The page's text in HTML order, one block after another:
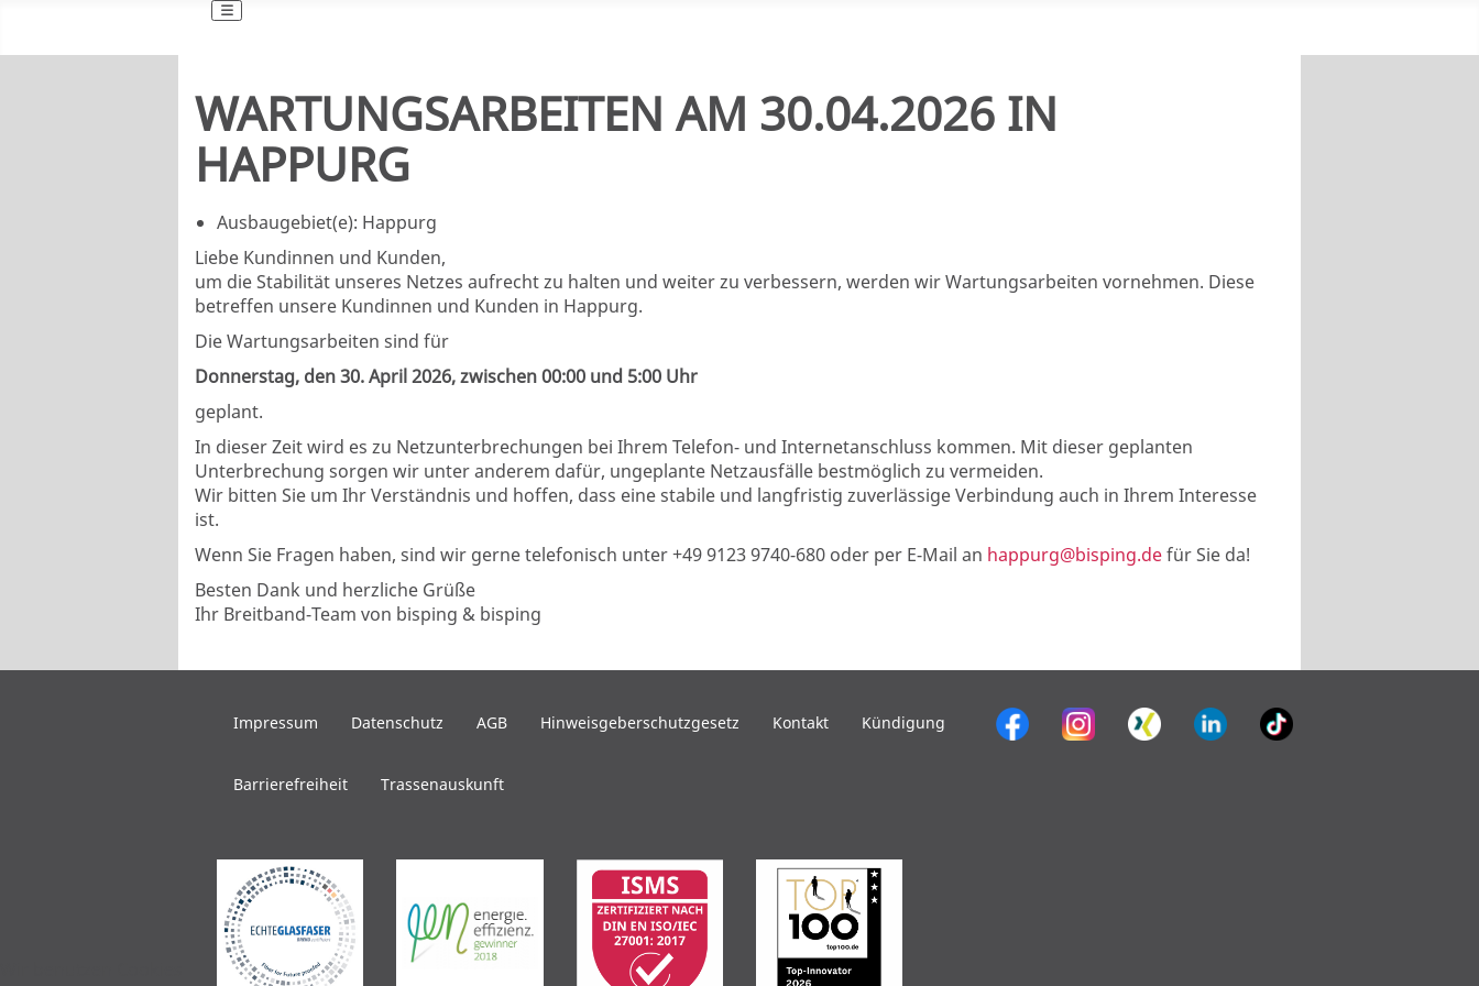
WARTUNGSARBEITEN AM 30.04.2026 IN
HAPPURG
Ausbaugebiet(e): Happurg
Liebe Kundinnen und Kunden,
um die Stabilität unseres Netzes aufrecht zu halten und weiter zu verbessern, werden wir Wartungsarbeiten vornehmen. Diese
betreffen unsere Kundinnen und Kunden in Happurg.
Die Wartungsarbeiten sind für
Donnerstag, den 30. April 2026, zwischen 00:00 und 5:00 Uhr
geplant.
In dieser Zeit wird es zu Netzunterbrechungen bei Ihrem Telefon- und Internetanschluss kommen. Mit dieser geplanten
Unterbrechung sorgen wir unter anderem dafür, ungeplante Netzausfälle bestmöglich zu vermeiden.
Wir bitten Sie um Ihr Verständnis und hoffen, dass eine stabile und langfristig zuverlässige Verbindung auch in Ihrem Interesse
ist.
Wenn Sie Fragen haben, sind wir gerne telefonisch unter +49 9123 9740-680 oder per E-Mail an happurg@bisping.defür Sie da!
Besten Dank und herzliche Grüße
Ihr Breitband-Team von bisping & bisping
Impressum Datenschutz AGB Hinweisgeberschutzgesetz Kontakt Kündigung
Barrierefreiheit Trassenauskunft